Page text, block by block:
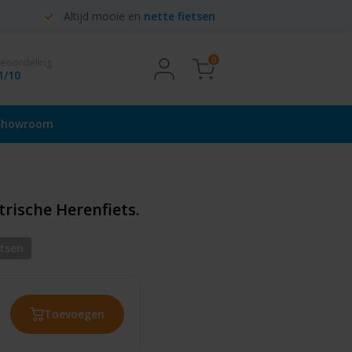
Altijd mooie en nette fietsen
10
0
Herenfiets.
Toevoegen